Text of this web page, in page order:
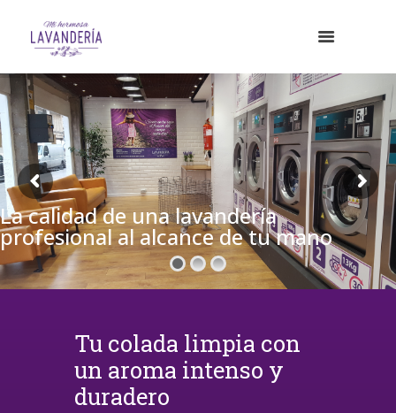
La calidad de una lavandería
profesional al alcance de tu mano
Tu colada limpia con
un aroma intenso y
duradero